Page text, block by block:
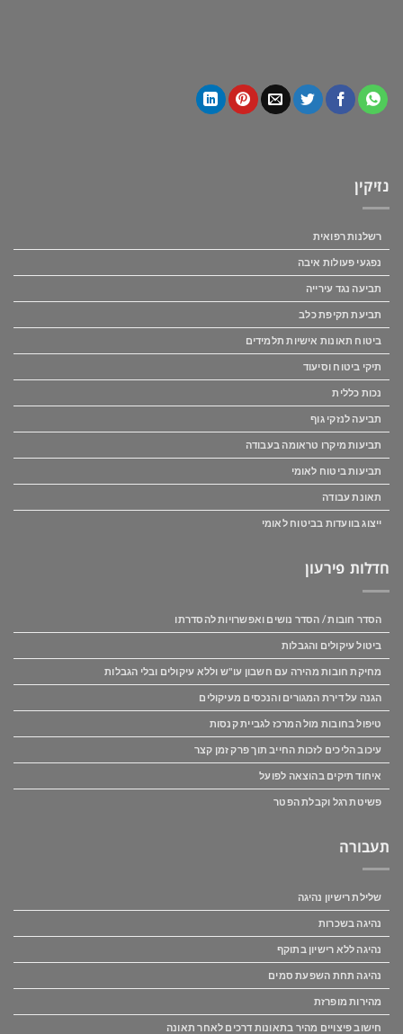
נזיקין
רשלנות רפואית
נפגעי פעולות איבה
תביעה נגד עירייה
תביעת תקיפת כלב
ביטוח תאונות אישיות תלמידים
תיקי ביטוח וסיעוד
נכות כללית
תביעה לנזקי גוף
תביעות מיקרו טראומה בעבודה
תביעות ביטוח לאומי
תאונת עבודה
ייצוג בוועדות בביטוח לאומי
חדלות פירעון
הסדר חובות / הסדר נושים ואפשרויות להסדרתו
ביטול עיקולים והגבלות
מחיקת חובות מהירה עם חשבון עו"ש וללא עיקולים ובלי הגבלות
הגנה על דירת המגורים והנכסים מעיקולים
טיפול בחובות מול המרכז לגביית קנסות
עיכוב הליכים לזכות החייב תוך פרק זמן קצר
איחוד תיקים בהוצאה לפועל
פשיטת רגל וקבלת הפטר
תעבורה
שלילת רישיון נהיגה
נהיגה בשכרות
נהיגה ללא רישיון בתוקף
נהיגה תחת השפעת סמים
מהירות מופרזת
חישוב פיצויים מהיר בתאונות דרכים לאחר תאונה